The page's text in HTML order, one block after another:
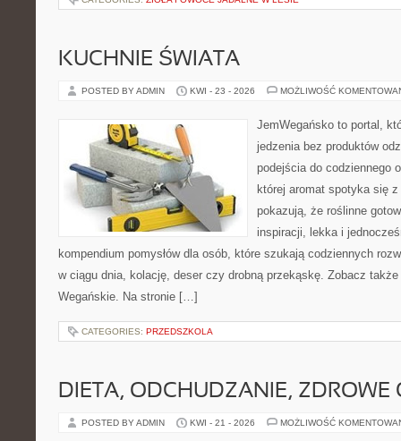
KUCHNIE ŚWIATA
POSTED BY ADMIN KWI - 23 - 2026 MOŻLIWOŚĆ
JemWegańsko to portal,
jedzenia bez produktów
podejścia do codziennego
której aromat spotyka się
pokazują, że roślinne
inspiracji, lekka i
kompendium pomysłów dla osób, które szukają codziennych
w ciągu dnia, kolację, deser czy drobną przekąskę. Zobacz
Wegańskie. Na stronie […]
CATEGORIES: PRZEDSZKOLA
DIETA, ODCHUDZANIE, ZDROWE
POSTED BY ADMIN KWI - 21 - 2026 MOŻLIWOŚĆ